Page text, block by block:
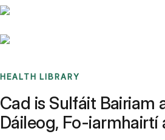
HEALTH LIBRARY
Cad is Sulfáit Bairiam
Dáileog, Fo-iarmhairtí